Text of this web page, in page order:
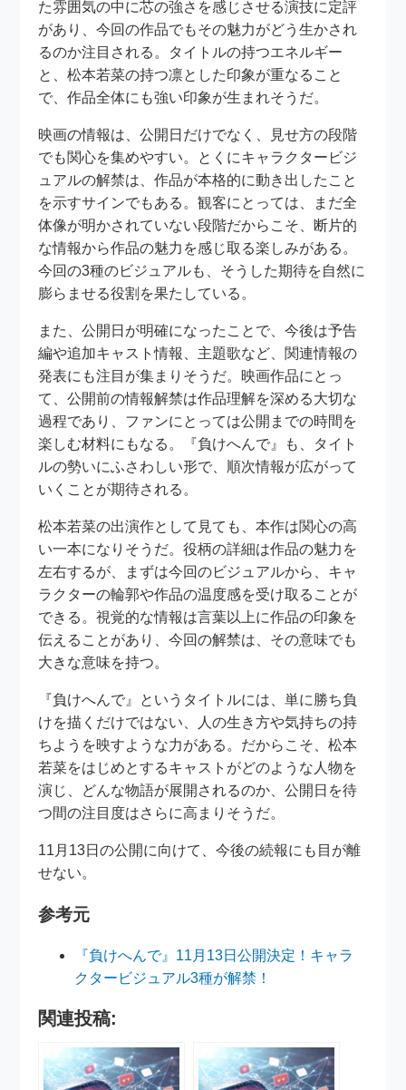
た雰囲気の中に芯の強さを感じさせる演技に定評
があり、今回の作品でもその魅力がどう生かされ
るのか注目される。タイトルの持つエネルギー
と、松本若菜の持つ凛とした印象が重なること
で、作品全体にも強い印象が生まれそうだ。
映画の情報は、公開日だけでなく、見せ方の段階
でも関心を集めやすい。とくにキャラクタービジ
ュアルの解禁は、作品が本格的に動き出したこと
を示すサインでもある。観客にとっては、まだ全
体像が明かされていない段階だからこそ、断片的
な情報から作品の魅力を感じ取る楽しみがある。
今回の3種のビジュアルも、そうした期待を自然に
膨らませる役割を果たしている。
また、公開日が明確になったことで、今後は予告
編や追加キャスト情報、主題歌など、関連情報の
発表にも注目が集まりそうだ。映画作品にとっ
て、公開前の情報解禁は作品理解を深める大切な
過程であり、ファンにとっては公開までの時間を
楽しむ材料にもなる。『負けへんで』も、タイト
ルの勢いにふさわしい形で、順次情報が広がって
いくことが期待される。
松本若菜の出演作として見ても、本作は関心の高
い一本になりそうだ。役柄の詳細は作品の魅力を
左右するが、まずは今回のビジュアルから、キャ
ラクターの輪郭や作品の温度感を受け取ることが
できる。視覚的な情報は言葉以上に作品の印象を
伝えることがあり、今回の解禁は、その意味でも
大きな意味を持つ。
『負けへんで』というタイトルには、単に勝ち負
けを描くだけではない、人の生き方や気持ちの持
ちようを映すような力がある。だからこそ、松本
若菜をはじめとするキャストがどのような人物を
演じ、どんな物語が展開されるのか、公開日を待
つ間の注目度はさらに高まりそうだ。
11月13日の公開に向けて、今後の続報にも目が離
せない。
参考元
『負けへんで』11月13日公開決定！キャラ
クタービジュアル3種が解禁！
関連投稿: